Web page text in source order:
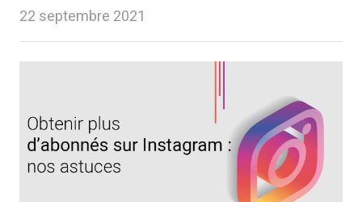
22 septembre 2021